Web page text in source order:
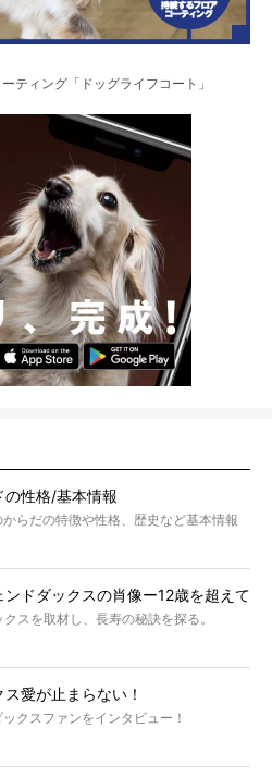
ティング「ドッグライフコート」
の性格/基本情報
らだの特徴や性格、歴史など基本情報
ンドダックスの肖像ー12歳を超えて
スを取材し、長寿の秘訣を探る。
ス愛が止まらない！
クスファンをインタビュー！